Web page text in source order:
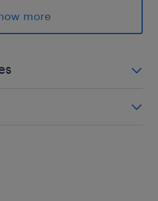
rechtstreeks via de
naar
more
resultaat te behalen.
motiveert de bewoners in
master).
enthousiast en hebt een